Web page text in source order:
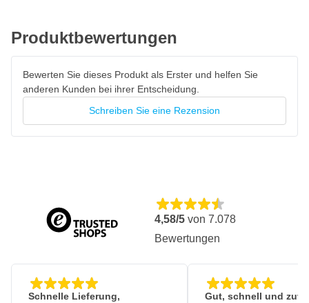
Produktbewertungen
Bewerten Sie dieses Produkt als Erster und helfen Sie
anderen Kunden bei ihrer Entscheidung.
Schreiben Sie eine Rezension
4,58/5 von 7.078
Bewertungen
Schnelle Lieferung,
Gut, schnell und